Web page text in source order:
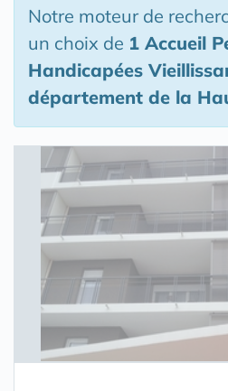
Notre moteur de
un choix de 1 Accueil
Handicapées
département de la